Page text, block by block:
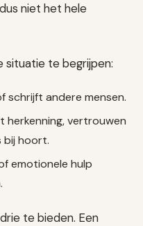
niet het hele
situatie te begrijpen:
schrijft andere mensen.
herkenning, vertrouwen
bij hoort.
emotionele hulp
te bieden. Een